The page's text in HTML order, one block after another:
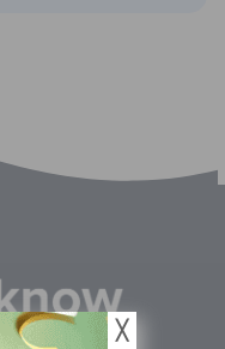
╳